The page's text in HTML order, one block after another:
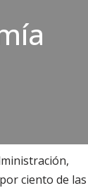
ciento de las